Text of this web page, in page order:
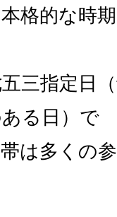
格的な時
三指定日
る日）で
は多くの